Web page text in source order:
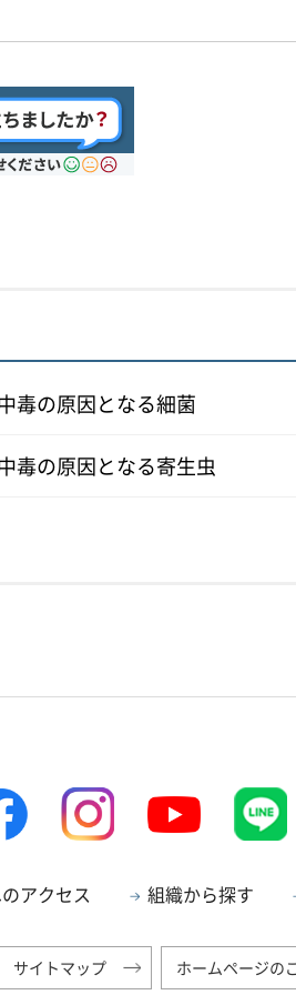
毒の原因となる細菌
毒の原因となる寄生虫
アクセス 組織から探す
サイトマップ ホームページの